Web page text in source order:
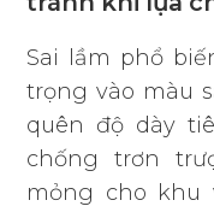
Sai lầm phổ
trọng vào màu
quên độ dày
chống trơn
mỏng cho khu